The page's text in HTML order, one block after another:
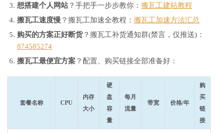
想搭建个人网站？手把手一步步教你： 搬瓦工建站教程
搬瓦工速度慢 ？搬瓦工加速全教程： 搬瓦工加速方法汇总
购买的方案正好断货？搬瓦工补货通知群(禁言，仅推送)：
874585274
搬瓦工最便宜方案 ？配置、购买链接全部准备好：
套餐名称 CPU
内存
大小
硬
盘
容
量
每月
流量
带宽 价格/年
购
买
链
接